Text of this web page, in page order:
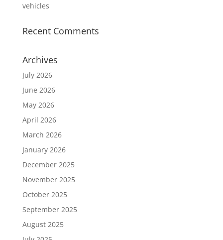
vehicles
Recent Comments
Archives
July 2026
June 2026
May 2026
April 2026
March 2026
January 2026
December 2025
November 2025
October 2025
September 2025
August 2025